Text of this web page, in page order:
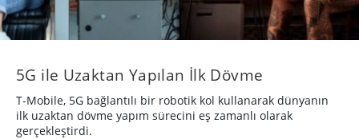
5G ile Uzaktan Yapılan İlk Dövme
T-Mobile, 5G bağlantılı bir robotik kol kullanarak dünyanın
ilk uzaktan dövme yapım sürecini eş zamanlı olarak
gerçekleştirdi.